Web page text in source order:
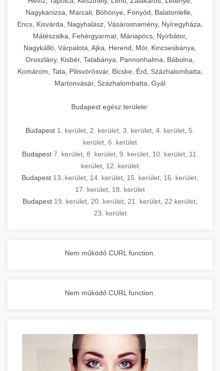
Nagykanizsa, Marcali, Böhönye, Fonyód, Balatonlelle,
Encs, Kisvárda, Nagyhalász, Vásárosnamény, Nyíregyháza,
Mátészalka, Fehérgyarmat, Máriapócs, Nyírbátor,
Nagykálló, Várpalota, Ajka, Herend, Mór, Kincsesbánya,
Oroszlány, Kisbér, Tatabánya, Pannonhalma, Bábolna,
Komárom, Tata, Pilisvörösvár, Bicske, Érd, Százhalombatta,
Martonvásár, Százhalombatta, Gyál
Budapest egész területe:
Budapest 1. kerület 2. kerület 3. kerület 4. kerület 5.
kerület 6. kerület
Budapest 7. kerület, 8. kerület, 9. kerület, 10. kerület, 11.
kerület 12. kerület
Budapest 13. kerület 14. kerület 15. kerület 16. kerület
17. kerület 18. kerület
Budapest 19. kerület 20. kerület 21. kerület 22.kerület
23. kerület
Nem működő CURL function.
Nem működő CURL function.